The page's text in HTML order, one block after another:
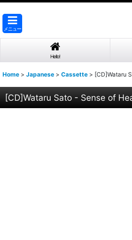
メニュー
Hello!
Home > Japanese > Cassette > [CD]Wataru
[CD]Wataru Sato - Sense of